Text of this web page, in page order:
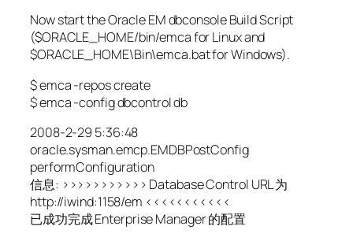
Now start the Oracle EM dbconsole Build Script
($ORACLE_HOME/bin/emca for Linux and
$ORACLE_HOME\Bin\emca.bat for Windows).
$ emca -repos create
$ emca -config dbcontrol db
2008-2-29 5:36:48
oracle.sysman.emcp.EMDBPostConfig
performConfiguration
信息: >>>>>>>>>>> Database Control URL 为
http://iwind:1158/em <<<<<<<<<<<
已成功完成 Enterprise Manager 的配置